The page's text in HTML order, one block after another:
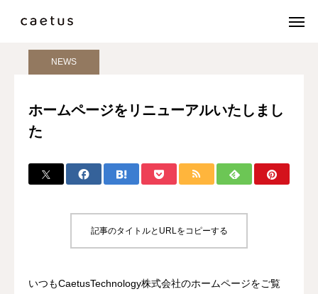
ブログ ホームページをリニューアルいたしました
NEWS
ホームページをリニューアルいたしまし
た
記事のタイトルとURLをコピーする
いつもCaetusTechnology株式会社のホームページをご覧
会社概要
事業紹介